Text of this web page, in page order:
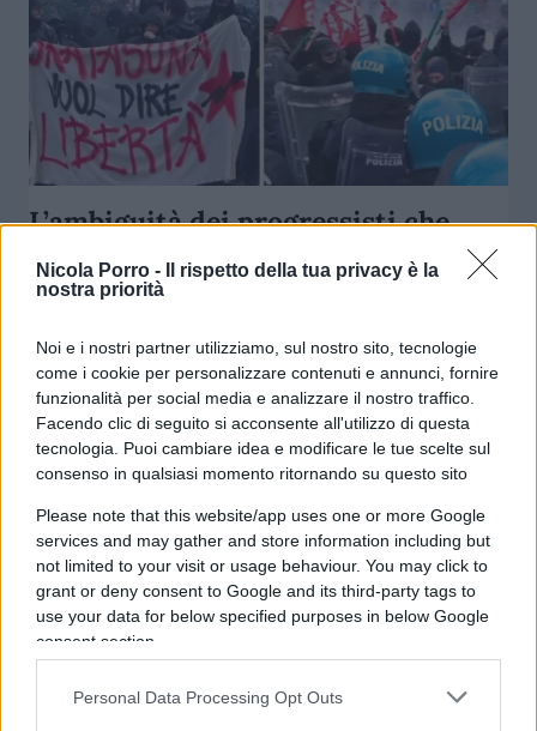
Nicola Porro -
Il rispetto della tua privacy è la
nostra priorità
Noi e i nostri partner utilizziamo, sul nostro sito, tecnologie
come i cookie per personalizzare contenuti e annunci, fornire
funzionalità per social media e analizzare il nostro traffico.
Facendo clic di seguito si acconsente all'utilizzo di questa
tecnologia. Puoi cambiare idea e modificare le tue scelte sul
consenso in qualsiasi momento ritornando su questo sito
Please note that this website/app uses one or more Google
services and may gather and store information including but
not limited to your visit or usage behaviour. You may click to
grant or deny consent to Google and its third-party tags to
use your data for below specified purposes in below Google
consent section.
Personal Data Processing Opt Outs
L’ambiguità dei progressisti che
non ce la fanno a condannare le
piazze violente
diMichele Marsonet
22 Dicembre 2025, 6:00